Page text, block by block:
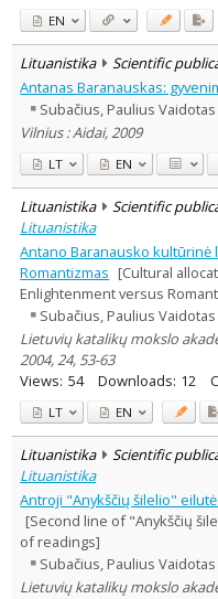
EN
Lituanistika Scientific
Antanas Baranauskas:
Subačius, Paulius Vaidotas
Vilnius : Aidai, 2009
LT EN
Lituanistika Scientific
Lituanistika
Antano Baranausko kultūrinė
Romantizmas [Cultural
Enlightenment versus
Subačius, Paulius Vaidotas
Lietuvių katalikų mokslo
2004, 24, 53-63
Views: 54 Downloads: 12
LT EN
Lituanistika Scientific
Lituanistika
Antroji "Anykščių šilelio"
[Second line of "Anykščių
of readings]
Subačius, Paulius Vaidotas
Lietuvių katalikų mokslo